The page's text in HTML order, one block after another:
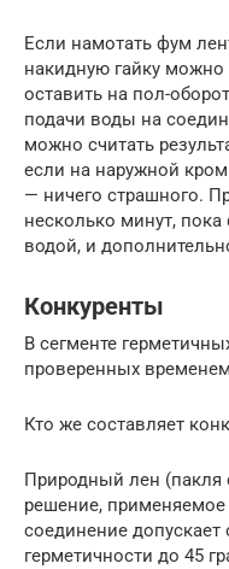
Если намотать фум
накидную гайку можно
оставить на пол-
подачи воды на
можно считать
если на наружной
— ничего страшного.
несколько минут,
водой, и
Конкуренты
В сегменте
проверенных
Кто же составляет
Природный лен (пакля
решение,
соединение допускает
герметичности до 45